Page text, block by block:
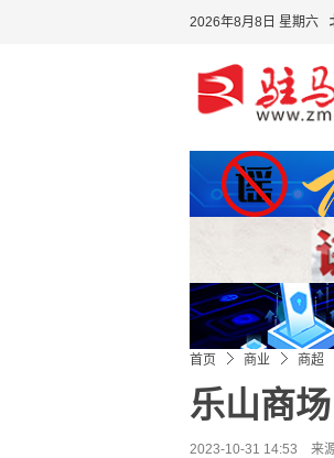
2026年8月8日 星期六
首页 商业 商超
乐山商
2023-10-31 14:53 来源